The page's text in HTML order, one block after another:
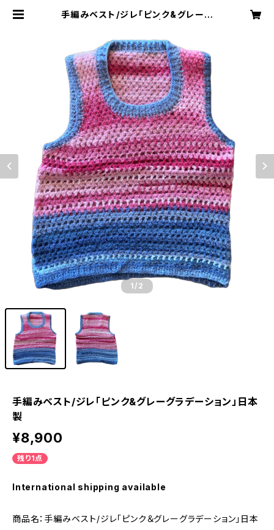
手編みベスト/ジレ「ピンク&グレーグ
1 /2
手編みベスト/ジレ「ピンク&グレーグラデーション」日本
製
¥8,900
残り1点
International shipping available
商品名：手編みベスト/ジレ「ピンク＆グレーグラデーション」日本